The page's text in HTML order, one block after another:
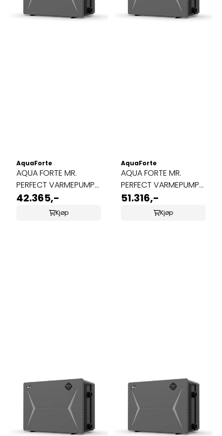
AquaForte
AQUA FORTE MR.
PERFECT VARMEPUMPE
11KW
42.365,-
Kjøp
AquaForte
AQUA FORTE MR.
PERFECT VARMEPUMPE
14KW
51.316,-
Kjøp